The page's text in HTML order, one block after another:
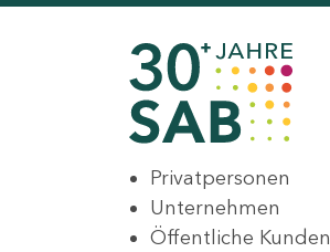
Privatpersonen
Unternehmen
Öffentliche Kunden